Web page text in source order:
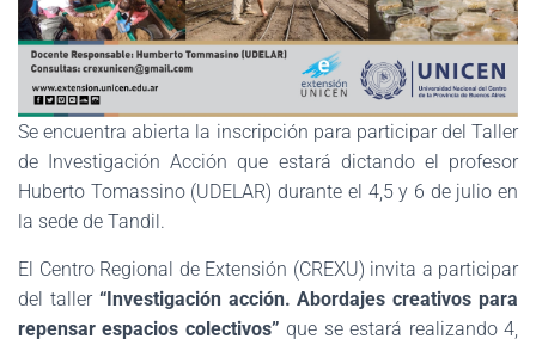
Se encuentra abierta la inscripción para participar del Taller
de Investigación Acción que estará dictando el profesor
Huberto Tomassino (UDELAR) durante el 4,5 y 6 de julio en
la sede de Tandil.
El Centro Regional de Extensión (CREXU) invita a participar
del taller “Investigación acción. Abordajes creativos para
repensar espacios colectivos” que se estará realizando 4,